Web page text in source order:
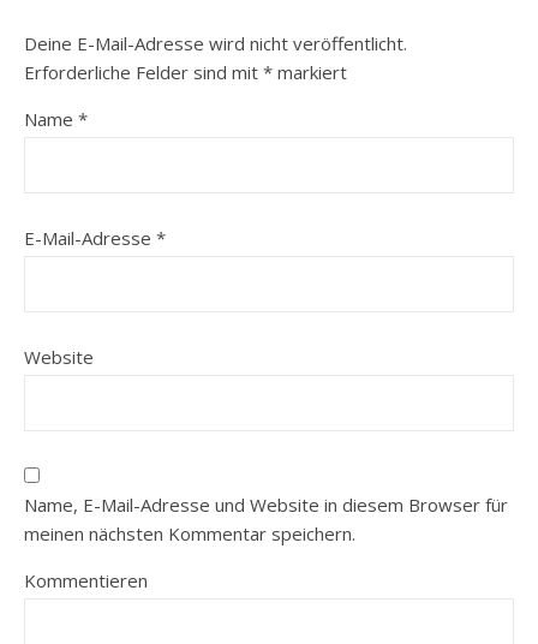
Deine E-Mail-Adresse wird nicht veröffentlicht.
Erforderliche Felder sind mit * markiert
Name *
E-Mail-Adresse *
Website
Name, E-Mail-Adresse und Website in diesem Browser für
meinen nächsten Kommentar speichern.
Kommentieren